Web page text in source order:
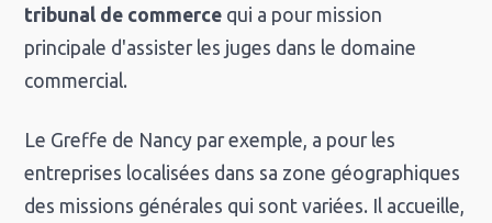
tribunal de commerce qui a pour mission
principale d'assister les juges dans le domaine
commercial.
Le Greffe de Nancy par exemple, a pour les
entreprises localisées dans sa zone géographiques
des missions générales qui sont variées. Il accueille,